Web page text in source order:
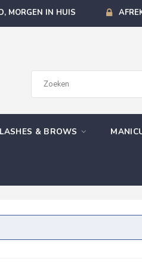
MORGEN IN HUIS
LASHES & BROWS